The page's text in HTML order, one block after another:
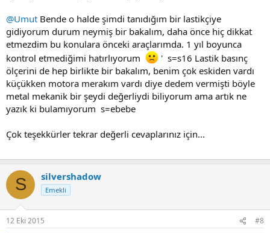
@Umut Bende o halde şimdi tanıdığım bir lastikçiye
gidiyorum durum neymiş bir bakalım, daha önce hiç dikkat
etmezdim bu konulara önceki araçlarımda. 1 yıl boyunca
kontrol etmediğimi hatırlıyorum
' s=s16 Lastik basınç
ölçerini de hep birlikte bir bakalım, benim çok eskiden vardı
küçükken motora merakım vardı diye dedem vermişti böyle
metal mekanik bir şeydi değerliydi biliyorum ama artık ne
yazık ki bulamıyorum s=ebebe
Çok teşekkürler tekrar değerli cevaplarınız için...
S silvershadow
Emekli
12 Eki 2015 #8